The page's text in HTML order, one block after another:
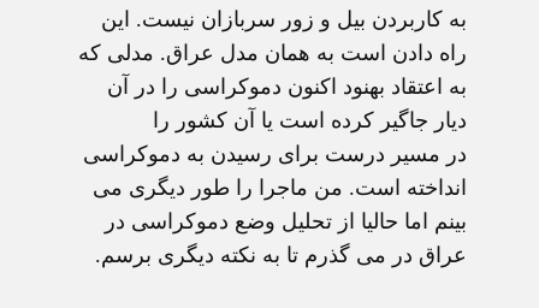
به کاربردن بيل و زور سربازان نيست. اين
راه دادن است به همان مدل عراق. مدلی که
به اعتقاد بهنود اکنون دموکراسی را در آن
ديار جاگير کرده است يا آن کشور را
در مسير درست برای رسيدن به دموکراسی
انداخته است. من ماجرا را طور ديگری می
بينم اما حاليا از تحليل وضع دموکراسی در
عراق در می گذرم تا به نکته ديگری برسم.